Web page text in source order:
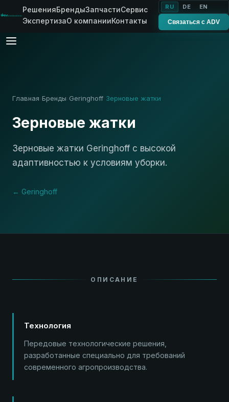
РешенияБрендыЗапчастиСервис
ЭкспертизаО компанииКонтакты
RU DE EN
Связаться с ADV
Главная› Бренды Geringhoff Зерновые жатки
Зерновые жатки
Зерновые жатки Geringhoff с высокой
адаптивностью к условиям уборки.
← Geringhoff
ОПИСАНИЕ
Технология
Передовые технологические решения,
разработанные специально для требований
современного агропроизводства.